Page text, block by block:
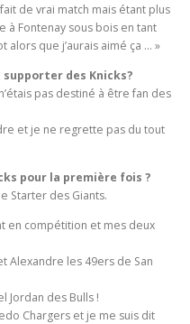
de vrai match mais étant plus
à Fontenay sous bois en tant
que j’aurais aimé ça … »
des Knicks?
pas destiné à être fan des
et je ne regrette pas du tout
pour la première fois ?
Starter des Giants.
en compétition et mes deux
Alexandre les 49ers de San
Jordan des Bulls !
Chargers et je me suis dit